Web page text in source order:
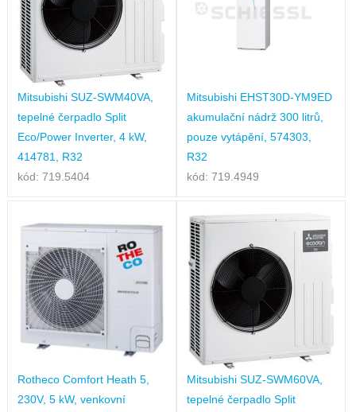
Mitsubishi SUZ-SWM40VA,
tepelné čerpadlo Split
Eco/Power Inverter, 4 kW,
414781, R32
kód: 719.5404
Mitsubishi EHST30D-YM9ED
akumulační nádrž 300 litrů,
pouze vytápění, 574303,
R32
kód: 719.4949
Rotheco Comfort Heath 5,
230V, 5 kW, venkovní
Mitsubishi SUZ-SWM60VA,
tepelné čerpadlo Split